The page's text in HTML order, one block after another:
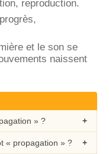
reproduction.
et le son se
naissent
» ?
« propagation » ?